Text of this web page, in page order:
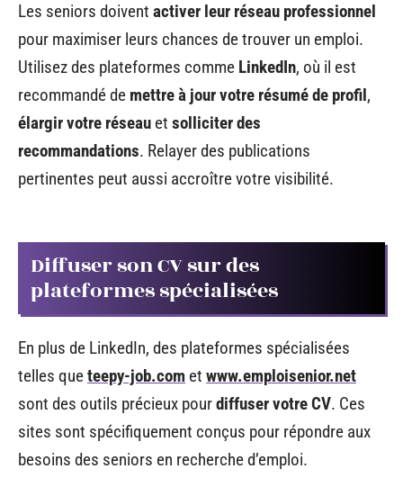
Les seniors doivent activer leur réseau professionnel
pour maximiser leurs chances de trouver un emploi.
Utilisez des plateformes comme LinkedIn, où il est
recommandé de mettre à jour votre résumé de profil,
élargir votre réseau et solliciter des
recommandations. Relayer des publications
pertinentes peut aussi accroître votre visibilité.
Diffuser son CV sur des
plateformes spécialisées
En plus de LinkedIn, des plateformes spécialisées
telles queteepy-job.com et www.emploisenior.net
sont des outils précieux pourdiffuser votre CV. Ces
sites sont spécifiquement conçus pour répondre aux
besoins des seniors en recherche d’emploi.